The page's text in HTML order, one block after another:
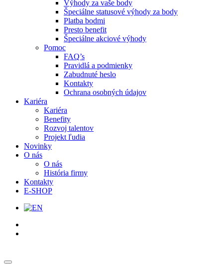
Výhody za vaše body
Špeciálne statusové výhody za body
Platba bodmi
Presto benefit
Špeciálne akciové výhody
Pomoc
FAQ’s
Pravidlá a podmienky
Zabudnuté heslo
Kontakty
Ochrana osobných údajov
Kariéra
Kariéra
Benefity
Rozvoj talentov
Projekt ľudia
Novinky
O nás
O nás
História firmy
Kontakty
E-SHOP